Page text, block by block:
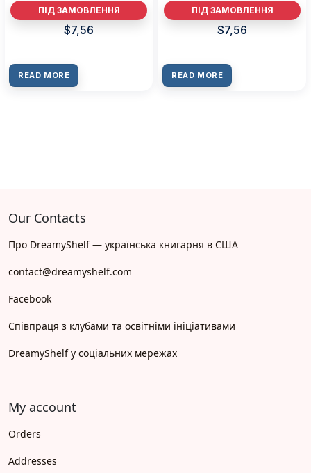
ПІД ЗАМОВЛЕННЯ
$7,56
READ MORE
ПІД ЗАМОВЛЕННЯ
$7,56
READ MORE
Our Contacts
Про DreamyShelf — українська книгарня в США
contact@dreamyshelf.com
Facebook
Співпраця з клубами та освітніми ініціативами
DreamyShelf у соціальних мережах
My account
Orders
Addresses